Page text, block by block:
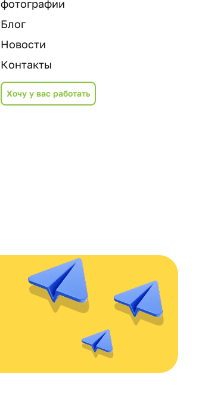
фотографии
Блог
Новости
Контакты
Хочу у вас работать